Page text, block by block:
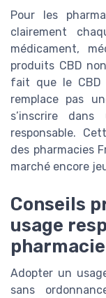
Pour les
clairement
médicament,
produits CBD
fait que le CBD
remplace pas
s’inscrire
responsable.
des pharmacies
marché encore
Conseils
usage
Adopter un
sans